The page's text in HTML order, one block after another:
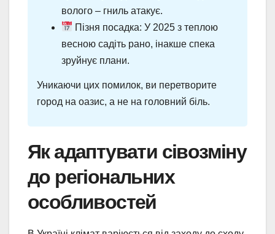
волого – гниль атакує.
Пізня посадка: У 2025 з теплою
весною садіть рано, інакше спека
зруйнує плани.
Уникаючи цих помилок, ви перетворите
город на оазис, а не на головний біль.
Як адаптувати сівозміну
до регіональних
особливостей